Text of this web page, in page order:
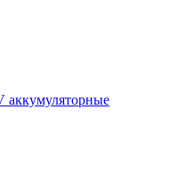
аккумуляторные